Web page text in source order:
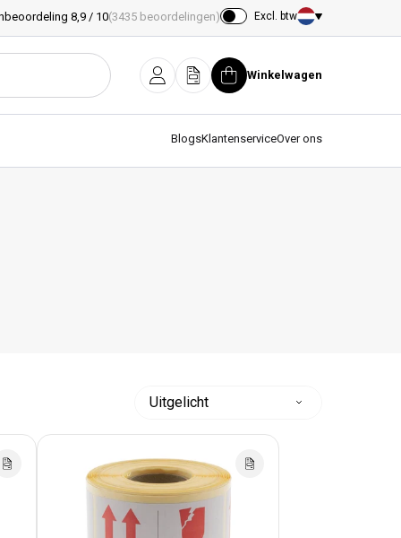
8,9 / 10(3435 beoordelingen) Excl. btw
Land/regio
InloggenOfferteWinkelwagen
Winkelwagen
BlogsKlantenserviceOver ons